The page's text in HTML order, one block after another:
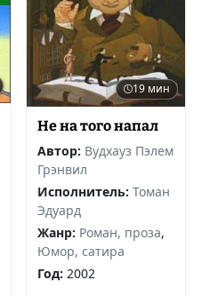
19 мин
Не на того напал
Автор: Вудхауз Пэлем
Грэнвил
Исполнитель: Томан
Эдуард
Жанр: Роман, проза,
Юмор, сатира
Год: 2002